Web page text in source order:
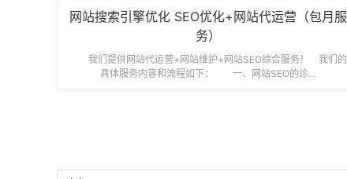
网站搜索引擎优化 SEO优化+网站代运营（包月服
务）
我们提供网站代运营+网站维护+网站SEO综合服务！ 我们的
具体服务内容和流程如下： 一、网站SEO的诊...